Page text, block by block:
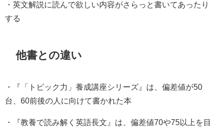
・英文解説に読んで欲しい内容がさらっと書いてあったり
する
他書との違い
・『「トピック力」養成講座シリーズ』は、偏差値が50
台、60前後の人に向けて書かれた本
・『教養で読み解く英語長文』は、偏差値70や75以上を目